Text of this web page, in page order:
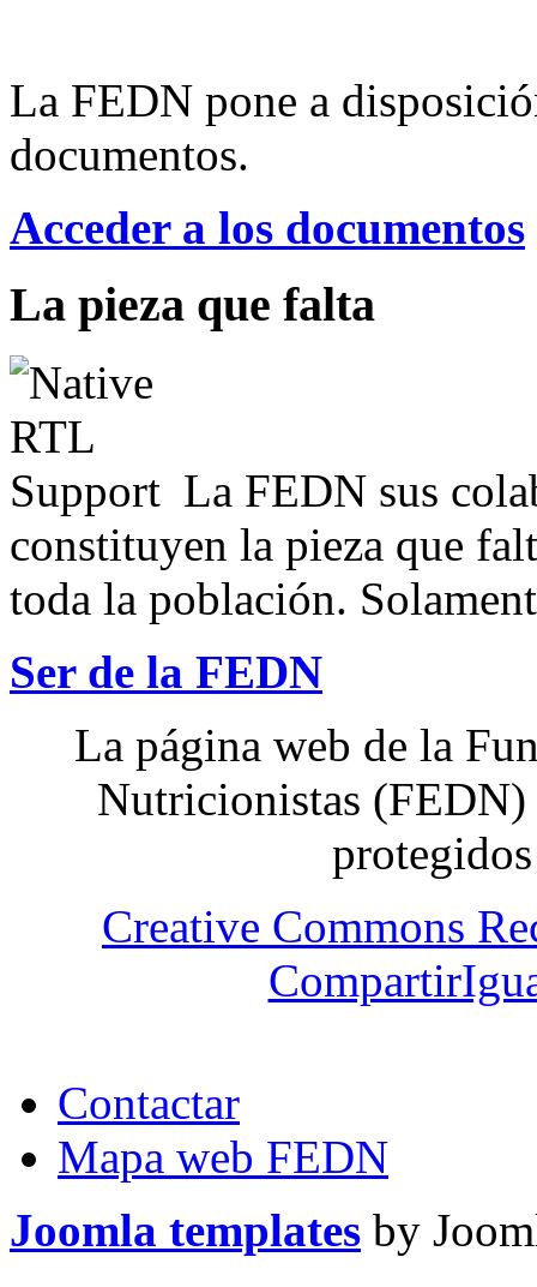
La FEDN pone a
documentos.
Acceder a los documentos
La pieza que falta
La FEDN sus
constituyen la pieza que
toda la población.
Ser de la FEDN
La página web de la
Nutricionistas (FEDN)
Creative Commons
Contactar
Mapa web FEDN
Joomla templates by